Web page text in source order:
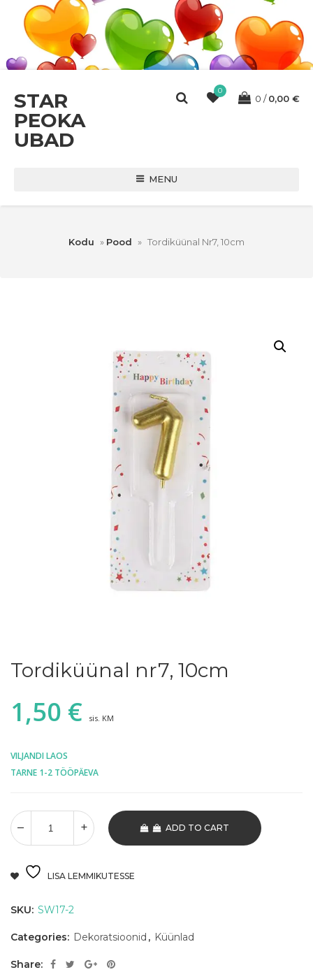
STAR
PEOKA
UBAD
0
0 0,00 €
MENU
Kodu » Pood » Tordiküünal Nr7, 10cm
Tordiküünal nr7, 10cm
1,50 € sis. KM
VILJANDI LAOS
TARNE 1-2 TÖÖPÄEVA
ADD TO CART
LISA LEMMIKUTESSE
SKU: SW17-2
Categories: Dekoratsioonid , Küünlad
Share: